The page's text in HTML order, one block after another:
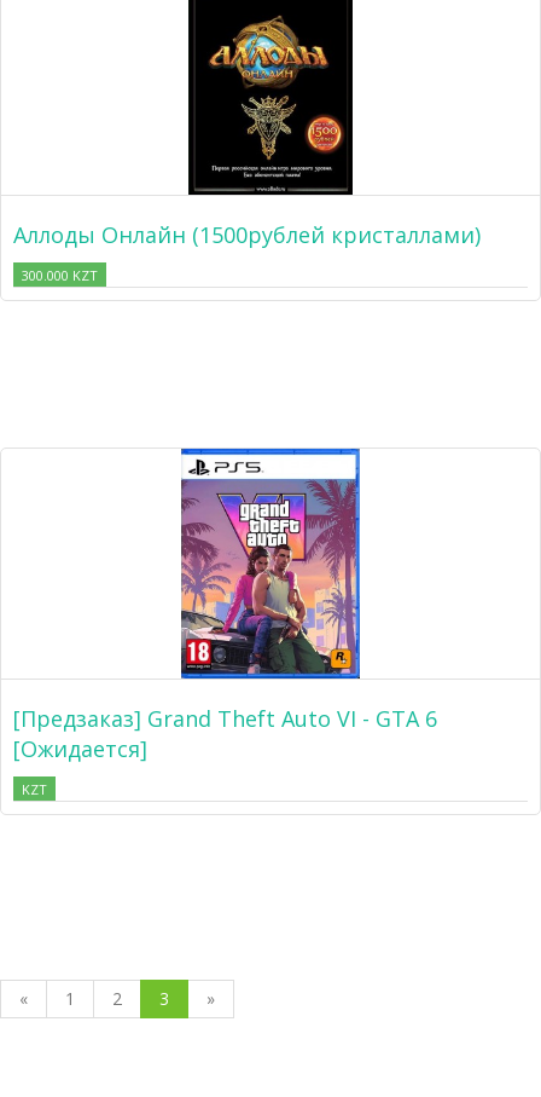
Аллоды Онлайн (1500рублей кристаллами)
300.000 KZT
[Предзаказ] Grand Theft Auto VI - GTA 6
[Ожидается]
KZT
« 1 2 3 »